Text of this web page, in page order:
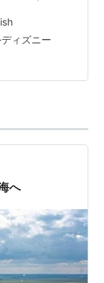
容が判明！
ポールが母
ルの通りで
ィズニー
へ